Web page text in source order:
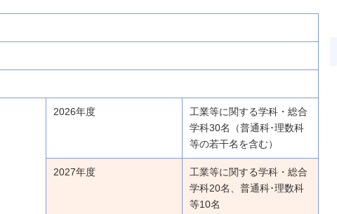
2026年度
工業等に関する学科・総合
学科30名（普通科･理数科
等の若干名を含む）
2027年度
工業等に関する学科・総合
学科20名、普通科･理数科
等10名